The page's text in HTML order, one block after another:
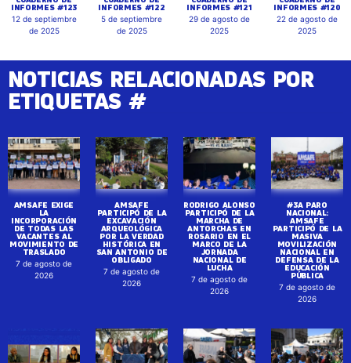
INFORMES #123
12 de septiembre
de 2025
INFORMES #122
5 de septiembre
de 2025
INFORMES #121
29 de agosto de
2025
INFORMES #120
22 de agosto de
2025
NOTICIAS RELACIONADAS POR
ETIQUETAS #
AMSAFE EXIGE
LA
INCORPORACIÓN
DE TODAS LAS
VACANTES AL
MOVIMIENTO DE
TRASLADO
7 de agosto de
2026
AMSAFE
PARTICIPÓ DE LA
EXCAVACIÓN
ARQUEOLÓGICA
POR LA VERDAD
HISTÓRICA EN
SAN ANTONIO DE
OBLIGADO
7 de agosto de
2026
RODRIGO ALONSO
PARTICIPÓ DE LA
MARCHA DE
ANTORCHAS EN
ROSARIO EN EL
MARCO DE LA
JORNADA
NACIONAL DE
LUCHA
7 de agosto de
2026
#3A PARO
NACIONAL:
AMSAFE
PARTICIPÓ DE LA
MASIVA
MOVILIZACIÓN
NACIONAL EN
DEFENSA DE LA
EDUCACIÓN
PÚBLICA
7 de agosto de
2026